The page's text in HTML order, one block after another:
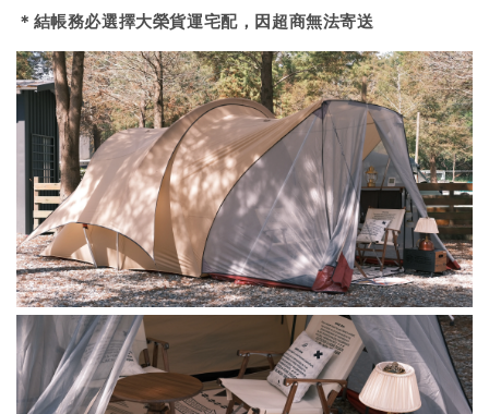
＊結帳務必選擇大榮貨運宅配，因超商無法寄送